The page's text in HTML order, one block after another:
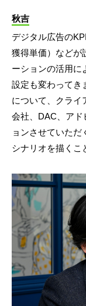
秋吉
デジタル広告の
獲得単価）などが
ーションの活用に
設定も変わってき
について、クライ
会社、DAC、アド
ョンさせていた
シナリオを描くこ